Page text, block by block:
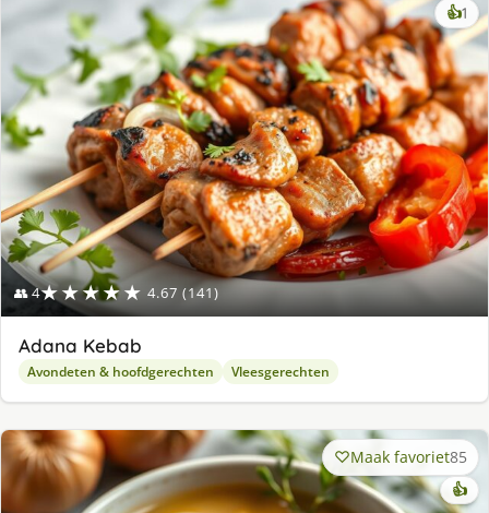
👥 4★★★★★ 4.67 (141)
👍1
Adana Kebab
Avondeten & hoofdgerechten Vleesgerechten
Maak favoriet85
👍